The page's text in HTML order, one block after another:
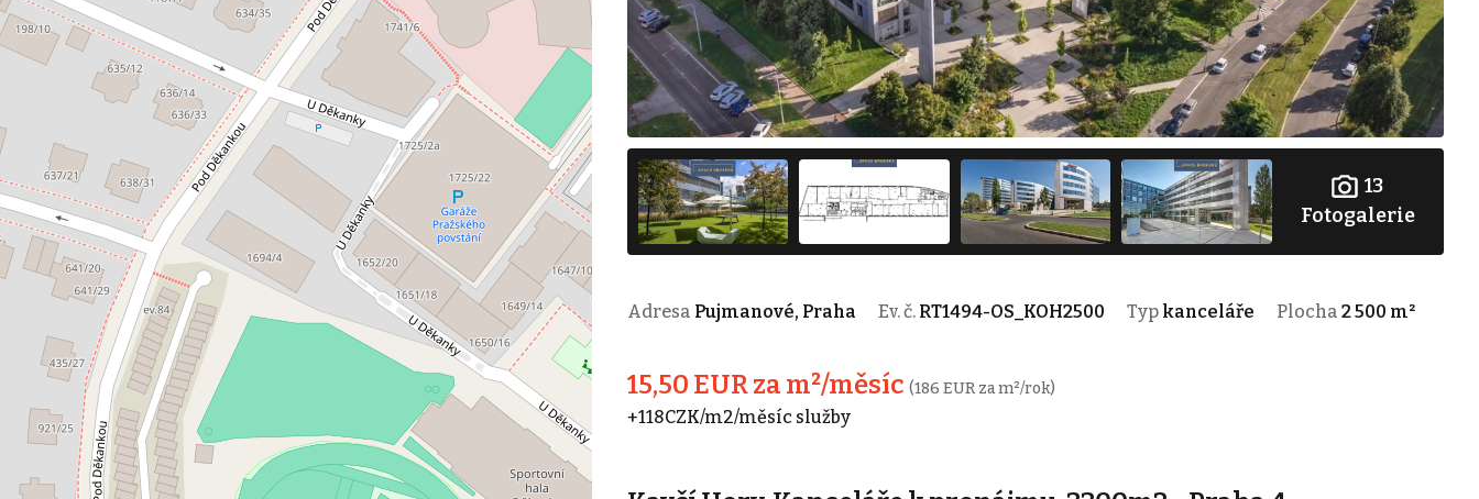
13
Fotogalerie
Adresa Pujmanové, Praha Ev. č. RT1494-OS_KOH2500 Typ kanceláře Plocha 2 500 m²
15,50 EUR za m²/měsíc (186 EUR za m²/rok)
+118CZK/m2/měsíc služby